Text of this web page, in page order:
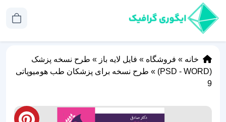
خانه » فروشگاه » فایل لایه باز » طرح نسخه پزشک
(PSD - WORD)
» طرح نسخه برای پزشکان طب هومیوپاتی
9